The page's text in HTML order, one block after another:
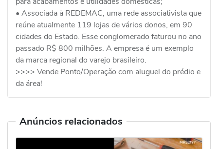
• Associada à REDEMAC, uma rede associativista que
reúne atualmente 119 lojas de vários donos, em 90
cidades do Estado. Esse conglomerado faturou no ano
passado R$ 800 milhões. A empresa é um exemplo
da marca regional do varejo brasileiro.
>>>> Vende Ponto/Operação com aluguel do prédio e
da área!
Anúncios relacionados